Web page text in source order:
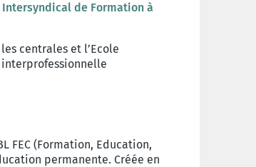
Intersyndical de Formation à
centrales et l’Ecole
interprofessionnelle
FEC (Formation, Education,
permanente. Créée en